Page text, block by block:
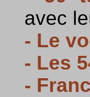
avec
- Le
- Les
-